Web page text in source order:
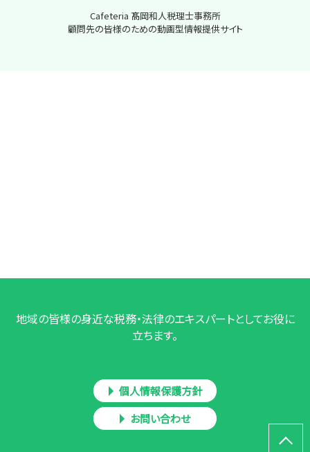
Cafeteria 髙岡和人税理士事務所
顧問先の皆様のための動画型情報提供サイト
地域の皆様の身近な税務・法律のエキスパートとしてお役に
立ちます。
個人情報保護方針
お問い合わせ